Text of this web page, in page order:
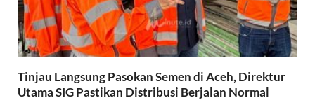
Tinjau Langsung Pasokan Semen di Aceh, Direktur
Utama SIG Pastikan Distribusi Berjalan Normal